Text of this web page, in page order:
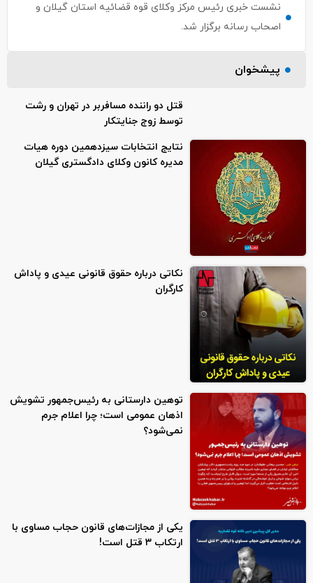
نشست خبری رئیس مرکز وکلای قوه قضائیه استان گیلان و
اصحاب رسانه برگزار شد.
پیشخوان
قتل دو راننده مسافربر در تهران و رشت
توسط زوج جنایتکار
نتایج انتخابات سیزدهمین دوره هیات
مدیره کانون وکلای دادگستری گیلان
نکاتی درباره حقوق قانونی عیدی و پاداش
کارگران
توهین دارستانی به رئیس‌جمهور تشویش
اذهان عمومی است؛ چرا اعلام جرم
نمی‌شود؟
یکی از مجازات‌های قانون حجاب مساوی با
ارتکاب ۳ قتل است!